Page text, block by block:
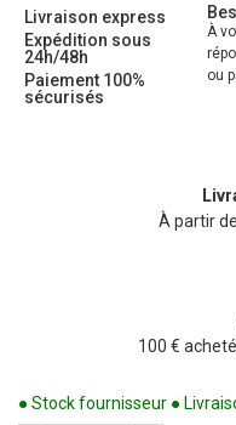
Livraison express
Expédition sous
24h/48h
Paiement 100%
sécurisés
À
ou
À partir
100 €
● Stock fournisseur ●